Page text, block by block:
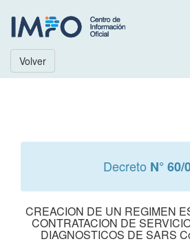
Volver
Decreto N° 60/
CREACION DE UN REGIMEN
CONTRATACION DE
DIAGNOSTICOS DE SARS